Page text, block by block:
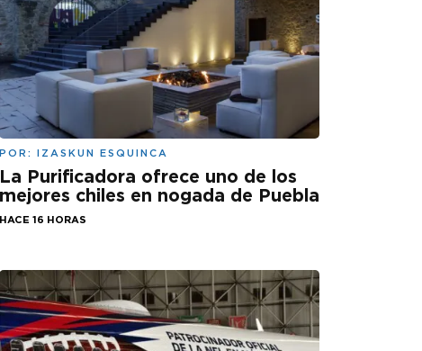
POR: IZASKUN ESQUINCA
La Purificadora ofrece uno de los
mejores chiles en nogada de Puebla
HACE 16 HORAS